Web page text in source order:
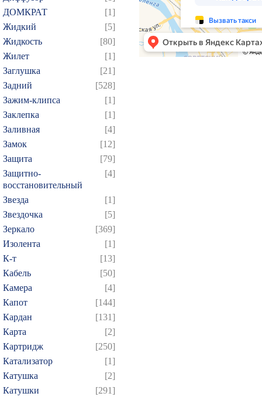
ДОМКРАТ
[1]
Жидкий
[5]
Жидкость
[80]
Жилет
[1]
Заглушка
[21]
Задний
[528]
Зажим-клипса
[1]
Заклепка
[1]
Заливная
[4]
Замок
[12]
Защита
[79]
Защитно-
восстановительный
[4]
Звезда
[1]
Звездочка
[5]
Зеркало
[369]
Изолента
[1]
К-т
[13]
Кабель
[50]
Камера
[4]
Капот
[144]
Кардан
[131]
Карта
[2]
Картридж
[250]
Катализатор
[1]
Катушка
[2]
Катушки
[291]